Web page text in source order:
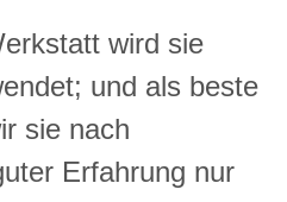
wird sie
und als beste
sie nach
Erfahrung nur